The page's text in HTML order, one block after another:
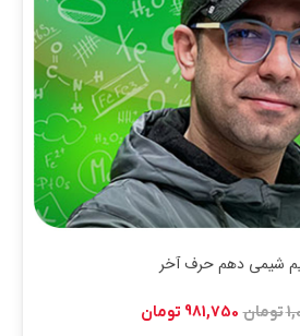
شیمی دهم حرف آخر
تومان
قیمت
981,750 تومان